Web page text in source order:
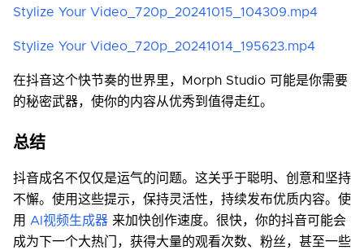
Stylize Your Video_720p_20241015_104309.mp4
Stylize Your Video_720p_20241014_195623.mp4
在抖音这个快节奏的世界里，Morph Studio 可能是你需要
的秘密武器，使你的内容从优秀到值得走红。
总结
抖音成名不仅仅是运气的问题。这关乎于聪明、创意和坚持
不懈。使用这些提示，保持灵活性，持续发布优质内容。使
用 AI视频生成器 来加快创作速度。很快，你的抖音可能会
成为下一个大热门，获得大量的观看次数、粉丝，甚至一些